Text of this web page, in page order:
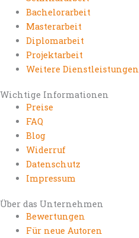
Bachelorarbeit
Masterarbeit
Diplomarbeit
Projektarbeit
Weitere Dienstleistungen
Wichtige Informationen
Preise
FAQ
Blog
Widerruf
Datenschutz
Impressum
Über das Unternehmen
Bewertungen
Für neue Autoren